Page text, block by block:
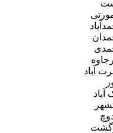
آباد
آباد